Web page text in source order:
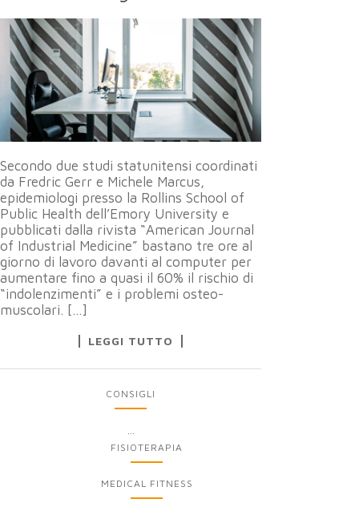
Secondo due studi statunitensi coordinati
da Fredric Gerr e Michele Marcus,
epidemiologi presso la Rollins School of
Public Health dell’Emory University e
pubblicati dalla rivista “American Journal
of Industrial Medicine” bastano tre ore al
giorno di lavoro davanti al computer per
aumentare fino a quasi il 60% il rischio di
“indolenzimenti” e i problemi osteo-
muscolari. […]
LEGGI TUTTO
CONSIGLI
FISIOTERAPIA
MEDICAL FITNESS